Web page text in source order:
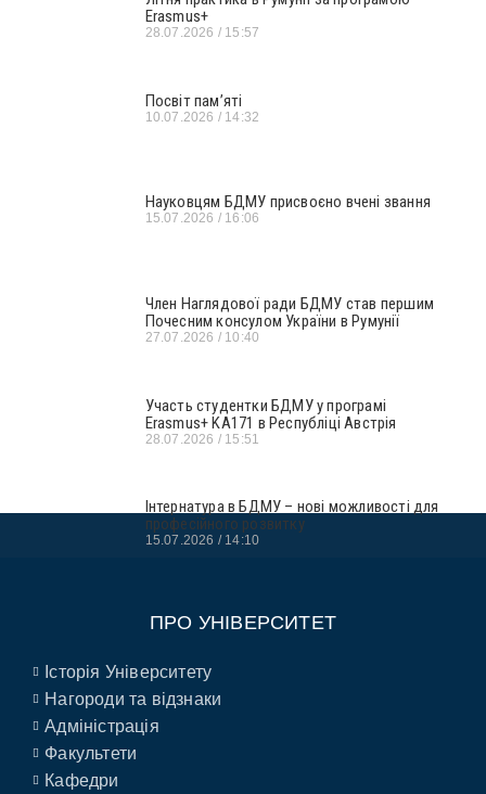
Erasmus+
28.07.2026 15:57
Посвіт пам’яті
10.07.2026 14:32
Науковцям БДМУ присвоєно вчені звання
15.07.2026 16:06
Член Наглядової ради БДМУ став першим
Почесним консулом України в Румунії
27.07.2026 10:40
Участь студентки БДМУ у програмі
Erasmus+ KA171 в Республіці Австрія
28.07.2026 15:51
Інтернатура в БДМУ – нові можливості для
професійного розвитку
15.07.2026 14:10
ПРО УНІВЕРСИТЕТ
Історія Університету
Нагороди та відзнаки
Адміністрація
Факультети
Кафедри